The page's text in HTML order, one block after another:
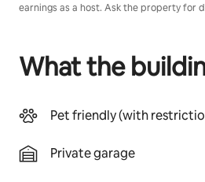
earnings as a host. Ask the property for
What the
Pet friendly (with
Private garage